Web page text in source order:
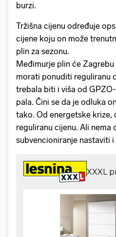
burzi.
Tržišna cijenu određuje
cijene koju on može
plin za sezonu.
Međimurje plin će
morati ponuditi reguliranu
trebala biti i viša od
pala. Čini se da je odluka
tako. Od energetske krize,
reguliranu cijenu. Ali nema
subvencioniranje nastaviti